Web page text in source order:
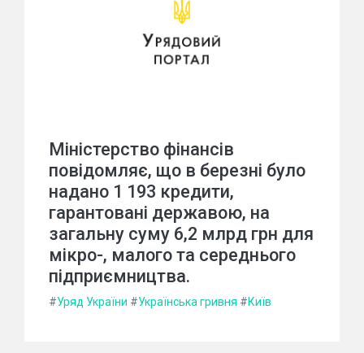
Міністерство фінансів
повідомляє, що в березні було
надано 1 193 кредити,
гарантовані державою, на
загальну суму 6,2 млрд грн для
мікро-, малого та середнього
підприємництва.
#Уряд України #Українська гривня #Київ